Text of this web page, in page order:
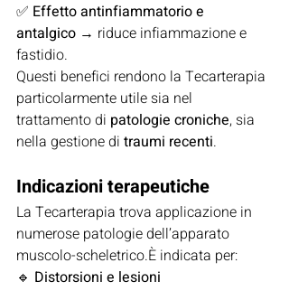
✅ Effetto antinfiammatorio e
antalgico → riduce infiammazione e
fastidio.
Questi benefici rendono la Tecarterapia
particolarmente utile sia nel
trattamento di patologie croniche, sia
nella gestione di traumi recenti.
Indicazioni terapeutiche
La Tecarterapia trova applicazione in
numerose patologie dell’apparato
muscolo-scheletrico.È indicata per:
🔹 Distorsioni e lesioni